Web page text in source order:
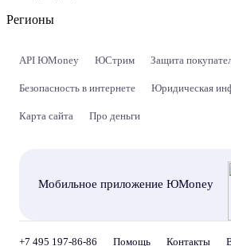
Регионы
API ЮMoney ЮСтрим Защита
Безопасность в интернете Юридическая
Карта сайта Про деньги
Мобильное приложение ЮMoney
+7 495 197-86-86 Помощь Контакты